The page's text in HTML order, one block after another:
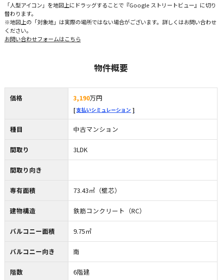
「人型アイコン」を地図上にドラッグすることで『Google ストリートビュー』に切り
替わります。
※地図上の「対象地」は実際の場所ではない場合がございます。詳しくはお問い合わせ
ください。
お問い合わせフォームはこちら
物件概要
価格 3,190万円
支払いシミュレーション
種目 中古マンション
間取り 3LDK
間取り向き
専有面積 73.43㎡（壁芯）
建物構造 鉄筋コンクリート（RC）
バルコニー面積 9.75㎡
バルコニー向き 南
階数 6階建